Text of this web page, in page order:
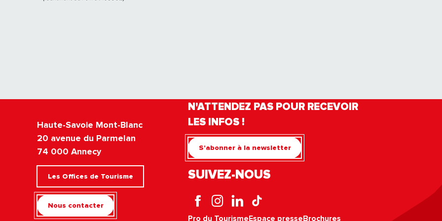
Haute-Savoie Mont-Blanc
20 avenue du Parmelan
74 000 Annecy
Les Offices de Tourisme
Nous contacter
N'ATTENDEZ PAS POUR RECEVOIR
LES INFOS !
S'abonner à la newsletter
SUIVEZ-NOUS
Pro du TourismeEspace presseBrochures